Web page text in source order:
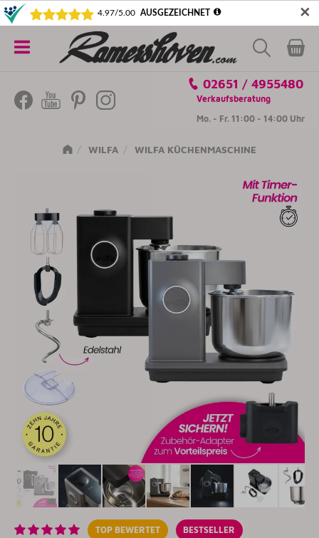
✕
5€ SICHERN! NEWSLETTER ABONNIEREN
Kategorien
02651 / 4955480
Verkaufsberatung
Mo. - Fr. 11:00 - 14:00 Uhr
WILFA WILFA KÜCHENMASCHINE
TOP BEWERTET BESTSELLER